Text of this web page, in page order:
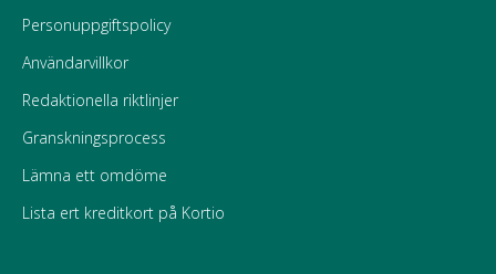
Personuppgiftspolicy
Användarvillkor
Redaktionella riktlinjer
Granskningsprocess
Lämna ett omdöme
Lista ert kreditkort på Kortio